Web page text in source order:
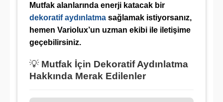
Mutfak alanlarında enerji katacak bir
dekoratif aydınlatma sağlamak istiyorsanız,
hemen Variolux’un uzman ekibi ile iletişime
geçebilirsiniz.
💡 Mutfak İçin Dekoratif Aydınlatma
Hakkında Merak Edilenler